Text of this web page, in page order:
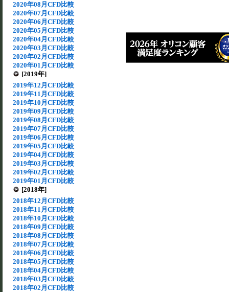
2020年08月CFD比較
2020年07月CFD比較
2020年06月CFD比較
2020年05月CFD比較
2020年04月CFD比較
2020年03月CFD比較
2020年02月CFD比較
2020年01月CFD比較
[2019年]
2019年12月CFD比較
2019年11月CFD比較
2019年10月CFD比較
2019年09月CFD比較
2019年08月CFD比較
2019年07月CFD比較
2019年06月CFD比較
2019年05月CFD比較
2019年04月CFD比較
2019年03月CFD比較
2019年02月CFD比較
2019年01月CFD比較
[2018年]
2018年12月CFD比較
2018年11月CFD比較
2018年10月CFD比較
2018年09月CFD比較
2018年08月CFD比較
2018年07月CFD比較
2018年06月CFD比較
2018年05月CFD比較
2018年04月CFD比較
2018年03月CFD比較
2018年02月CFD比較